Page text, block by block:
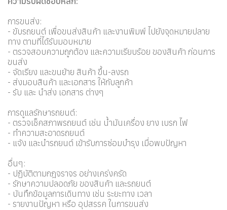
การขนส่ง:
- ขับรถยนต์ เพื่อขนส่งสินค้า และงานพิมพ์ ไปยังจุดหมายปลาย
ทาง ตามที่ได้รับมอบหมาย
- ตรวจสอบความถูกต้อง และความเรียบร้อย ของสินค้า ก่อนการ
ขนส่ง
- จัดเรียง และขนย้าย สินค้า ขึ้น-ลงรถ
- ส่งมอบสินค้า และเอกสาร ให้กับลูกค้า
- รับ และ นำส่ง เอกสาร ต่างๆ
การดูแลรักษารถยนต์:
- ตรวจเช็คสภาพรถยนต์ เช่น น้ำมันเครื่อง ยาง เบรก ไฟ
- ทำความสะอาดรถยนต์
- แจ้ง และนำรถยนต์ เข้ารับการซ่อมบำรุง เมื่อพบปัญหา
อื่นๆ:
- ปฏิบัติตามกฎจราจร อย่างเคร่งครัด
- รักษาความปลอดภัย ของสินค้า และรถยนต์
- บันทึกข้อมูลการเดินทาง เช่น ระยะทาง เวลา
- รายงานปัญหา หรือ อุปสรรค ในการขนส่ง